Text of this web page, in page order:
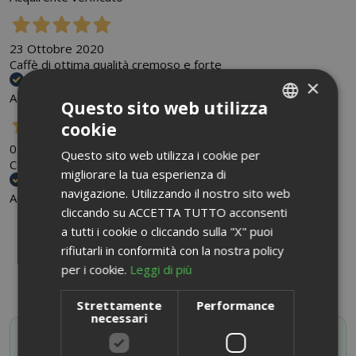
23 Ottobre 2020
Caffè di ottima qualità cremoso e forte
Acquirente verificato
05 Novembre 2020
Caffè di qualità eccellente Consegna veloce
Acquirente verificato
CONDIVIDI SU:
SAIDA OFFERTE VIP
Attiva il tuo codice sconto iscrivendoti al canale
×
Questo sito web utilizza
cookie
Questo sito web utilizza i cookie per
migliorare la tua esperienza di
navigazione. Utilizzando il nostro sito web
cliccando su ACCETTA TUTTO acconsenti
a tutti i cookie o cliccando sulla "X" puoi
rifiutarli in conformità con la nostra policy
per i cookie. Leggi di più
Strettamente
necessari
Performance